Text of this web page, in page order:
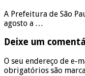
A Prefeitura de São
agosto a …
Deixe um
O seu endereço de e-
obrigatórios são